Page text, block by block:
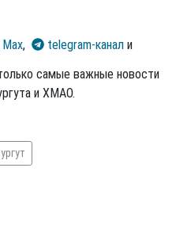
Max, telegram-канал и
самые важные новости
и ХМАО.